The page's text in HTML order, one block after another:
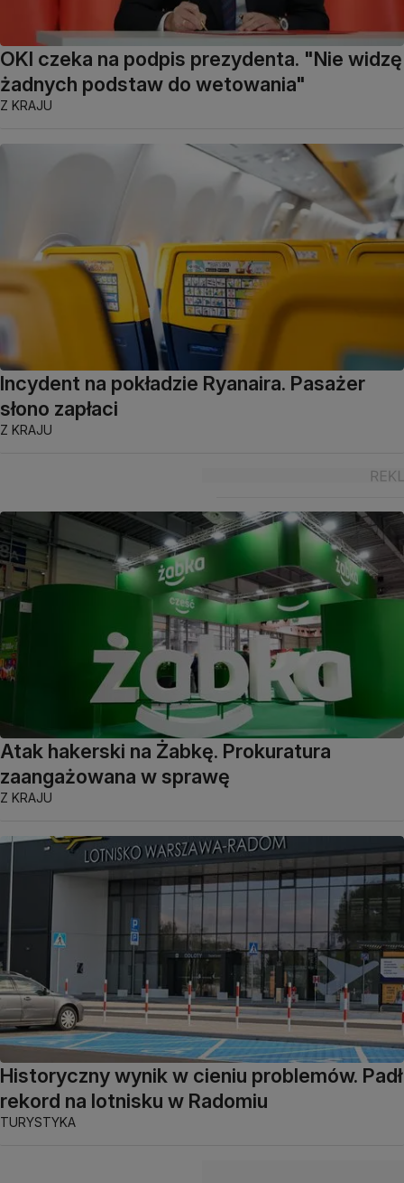
OKI czeka na podpis prezydenta. "Nie widzę
żadnych podstaw do wetowania"
Z KRAJU
Incydent na pokładzie Ryanaira. Pasażer
słono zapłaci
Z KRAJU
Atak hakerski na Żabkę. Prokuratura
zaangażowana w sprawę
Z KRAJU
Historyczny wynik w cieniu problemów. Padł
rekord na lotnisku w Radomiu
TURYSTYKA